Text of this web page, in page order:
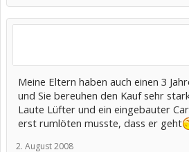
Meine Eltern haben auch einen 3
und Sie bereuhen den Kauf sehr
Laute Lüfter und ein eingebauter
erst rumlöten musste, dass er geht
2. August 2008